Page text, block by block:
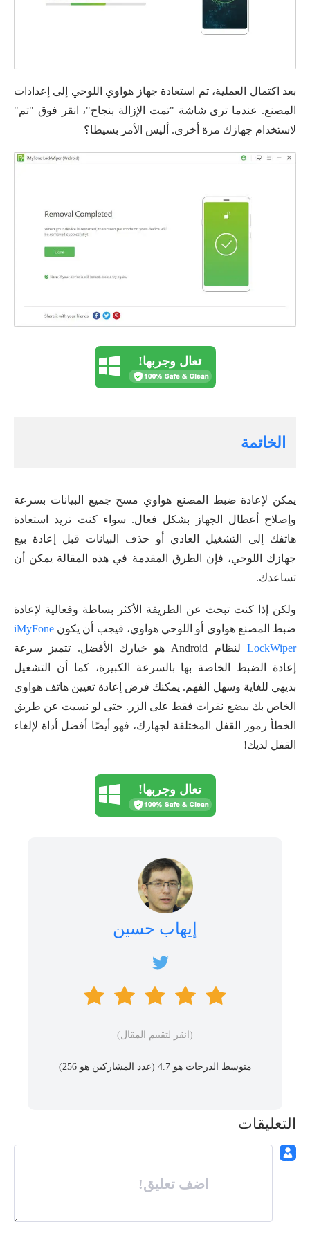
بعد اكتمال العملية، تم استعادة جهاز هواوي اللوحي إلى إعدادات
المصنع. عندما ترى شاشة "تمت الإزالة بنجاح"، انقر فوق "تم"
لاستخدام جهازك مرة أخرى. أليس الأمر بسيطا؟
تعال وجربها!
الخاتمة
يمكن لإعادة ضبط المصنع هواوي مسح جميع البيانات بسرعة
وإصلاح أعطال الجهاز بشكل فعال. سواء كنت تريد استعادة
هاتفك إلى التشغيل العادي أو حذف البيانات قبل إعادة بيع
جهازك اللوحي، فإن الطرق المقدمة في هذه المقالة يمكن أن
تساعدك.
ولكن إذا كنت تبحث عن الطريقة الأكثر بساطة وفعالية لإعادة
ضبط المصنع هواوي أو اللوحي هواوي، فيجب أن يكون iMyFone
LockWiper
لنظام Android هو خيارك الأفضل. تتميز سرعة
إعادة الضبط الخاصة بها بالسرعة الكبيرة، كما أن التشغيل
بديهي للغاية وسهل الفهم. يمكنك فرض إعادة تعيين هاتف هواوي
الخاص بك ببضع نقرات فقط على الزر. حتى لو نسيت عن طريق
الخطأ رموز القفل المختلفة لجهازك، فهو أيضًا أفضل أداة لإلغاء
القفل لديك!
تعال وجربها!
إيهاب حسين
(انقر لتقييم المقال)
متوسط ​​الدرجات هو 4.7 (عدد المشاركين هو 256
)
التعليقات
اضف تعليق!